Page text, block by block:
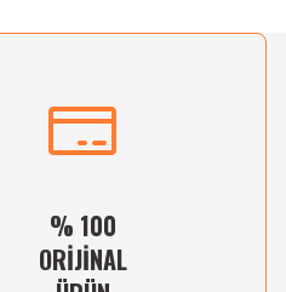
% 100
ORİJİNAL